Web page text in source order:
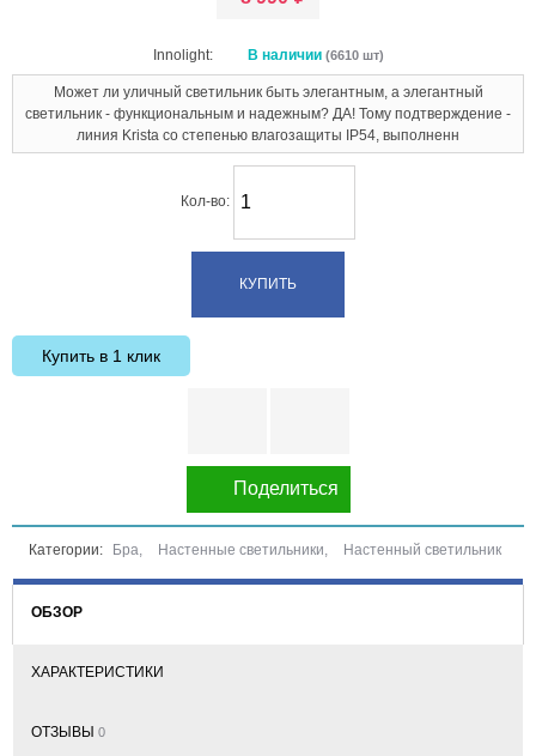
Innolight: В наличии (6610 шт)
Может ли уличный светильник быть элегантным, а элегантный
светильник - функциональным и надежным? ДА! Тому подтверждение -
линия Krista со степенью влагозащиты IP54, выполненн
Кол-во:
Купить в 1 клик
Поделиться
Категории: Бра, Настенные светильники, Настенный светильник
ОБЗОР
ХАРАКТЕРИСТИКИ
ОТЗЫВЫ 0